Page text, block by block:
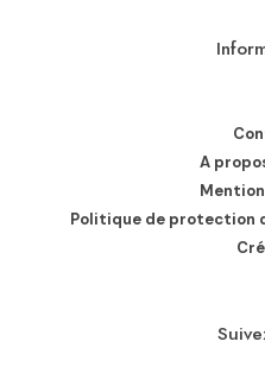
A
Politique de protection